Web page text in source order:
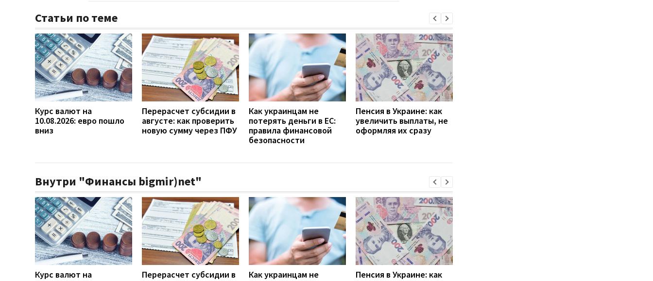
Статьи по теме
Курс валют на
10.08.2026: евро пошло
вниз
Перерасчет субсидии в
августе: как проверить
новую сумму через ПФУ
Как украинцам не
потерять деньги в ЕС:
правила финансовой
безопасности
Пенсия в Украине: как
увеличить выплаты, не
оформляя их сразу
Внутри "Финансы bigmir)net"
Курс валют на
Перерасчет субсидии в
Как украинцам не
Пенсия в Украине: как